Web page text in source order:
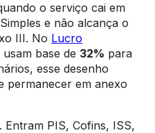
o serviço cai em
e não alcança o
III. No Lucro
base de 32% para
esse desenho
permanecer em anexo
PIS, Cofins, ISS,